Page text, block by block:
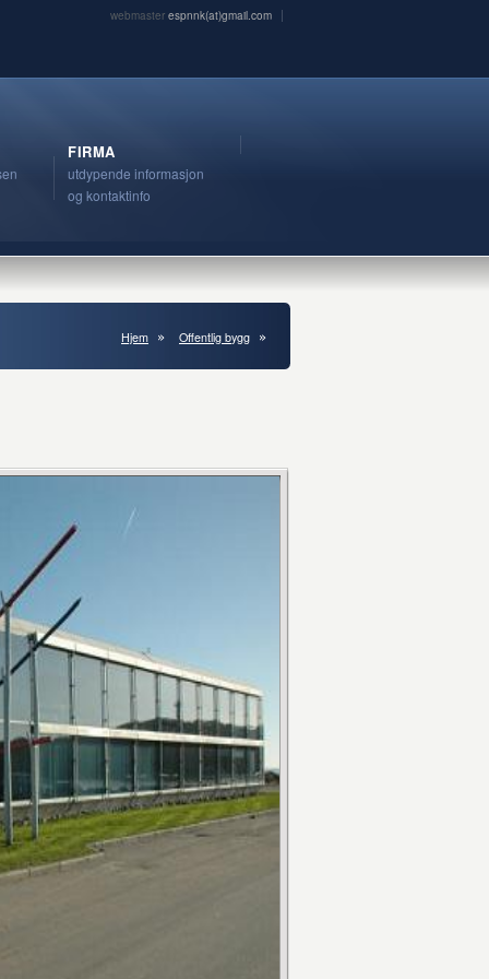
webmaster espnnk(at)gmail.com
FIRMA
utdypende informasjon
og kontaktinfo
Hjem Offentlig bygg